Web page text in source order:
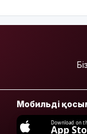
Мобильді
Download on
App